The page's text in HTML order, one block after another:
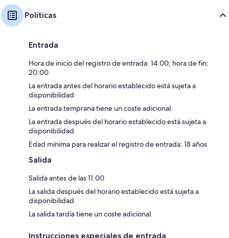
Políticas
Entrada
Hora de inicio del registro de entrada: 14:00; hora de fin:
20:00
La entrada antes del horario establecido está sujeta a
disponibilidad
La entrada temprana tiene un coste adicional.
La entrada después del horario establecido está sujeta a
disponibilidad
Edad mínima para realizar el registro de entrada: 18 años
Salida
Salida antes de las 11:00
La salida después del horario establecido está sujeta a
disponibilidad
La salida tardía tiene un coste adicional.
Instrucciones especiales de entrada